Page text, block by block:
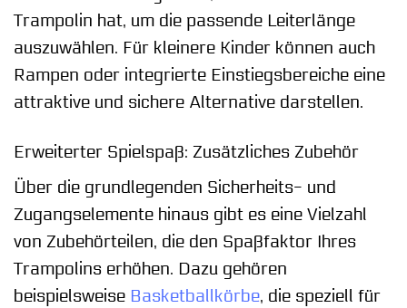
Trampolin hat, um die passende Leiterlänge
auszuwählen. Für kleinere Kinder können auch
Rampen oder integrierte Einstiegsbereiche eine
attraktive und sichere Alternative darstellen.
Erweiterter Spielspaß: Zusätzliches Zubehör
Über die grundlegenden Sicherheits- und
Zugangselemente hinaus gibt es eine Vielzahl
von Zubehörteilen, die den Spaßfaktor Ihres
Trampolins erhöhen. Dazu gehören
beispielsweise Basketballkörbe, die speziell für